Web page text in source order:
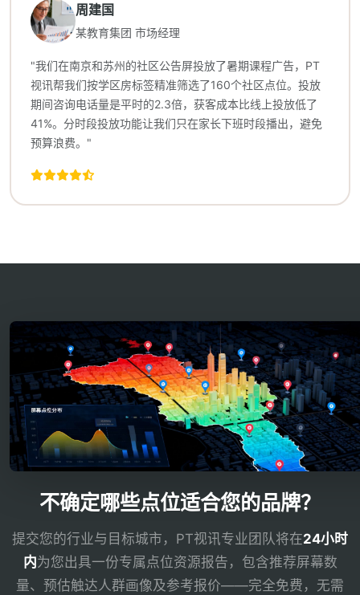
周建国
某教育集团 市场经理
"我们在南京和苏州的社区公告屏投放了暑期课程广告，PT
视讯帮我们按学区房标签精准筛选了160个社区点位。投放
期间咨询电话量是平时的2.3倍，获客成本比线上投放低了
41%。分时段投放功能让我们只在家长下班时段播出，避免
预算浪费。"
不确定哪些点位适合您的品牌？
提交您的行业与目标城市，PT视讯专业团队将在24小时
内为您出具一份专属点位资源报告，包含推荐屏幕数
量、预估触达人群画像及参考报价——完全免费，无需